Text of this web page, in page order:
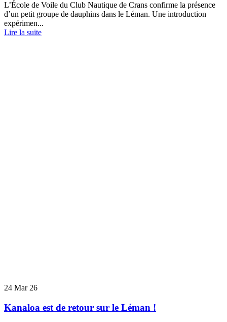
L’École de Voile du Club Nautique de Crans confirme la présence
d’un petit groupe de dauphins dans le Léman. Une introduction
expérimen...
Lire la suite
24 Mar 26
Kanaloa est de retour sur le Léman !